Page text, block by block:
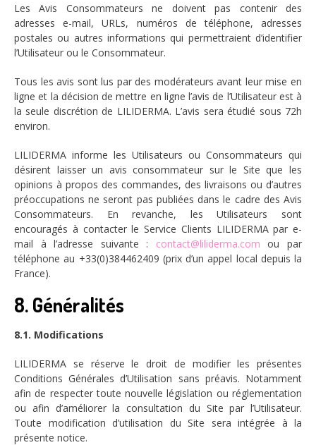
Les Avis Consommateurs ne doivent pas contenir des
adresses e-mail, URLs, numéros de téléphone, adresses
postales ou autres informations qui permettraient d’identifier
l’Utilisateur ou le Consommateur.
Tous les avis sont lus par des modérateurs avant leur mise en
ligne et la décision de mettre en ligne l’avis de l’Utilisateur est à
la seule discrétion de LILIDERMA. L’avis sera étudié sous 72h
environ.
LILIDERMA informe les Utilisateurs ou Consommateurs qui
désirent laisser un avis consommateur sur le Site que les
opinions à propos des commandes, des livraisons ou d’autres
préoccupations ne seront pas publiées dans le cadre des Avis
Consommateurs. En revanche, les Utilisateurs sont
encouragés à contacter le Service Clients LILIDERMA par e-
mail à l’adresse suivante : contact@liliderma.com ou par
téléphone au +33(0)384462409 (prix d’un appel local depuis la
France).
8. Généralités
8.1. Modifications
LILIDERMA se réserve le droit de modifier les présentes
Conditions Générales d’Utilisation sans préavis. Notamment
afin de respecter toute nouvelle législation ou réglementation
ou afin d’améliorer la consultation du Site par l’Utilisateur.
Toute modification d’utilisation du Site sera intégrée à la
présente notice.